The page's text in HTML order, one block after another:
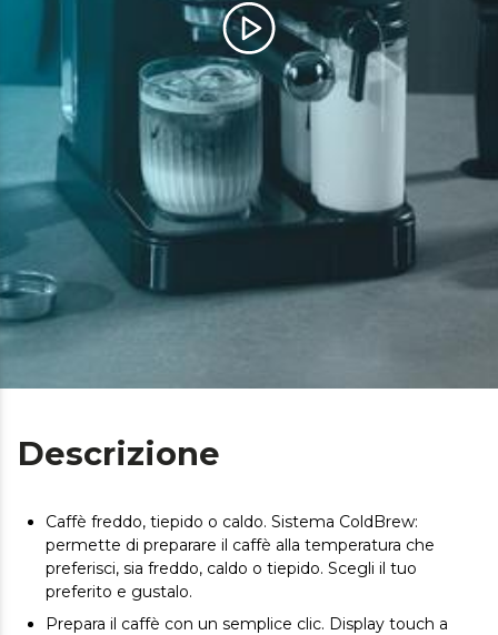
Descrizione
Caffè freddo, tiepido o caldo. Sistema ColdBrew:
permette di preparare il caffè alla temperatura che
preferisci, sia freddo, caldo o tiepido. Scegli il tuo
preferito e gustalo.
Prepara il caffè con un semplice clic. Display touch a